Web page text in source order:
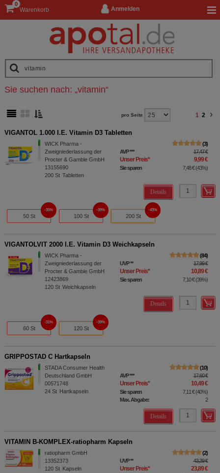
Anmelden
Warenkorb
0
Sie suchen nach: „vitamin“
pro Seite 1 2
VIGANTOL 1.000 I.E. Vitamin D3 Tabletten
WICK Pharma -
Zweigniederlassung der
Procter & Gamble GmbH
13155690
200 St Tabletten
3
AVP*** 17,47 €
Unser Preis* 9,99 €
Sie sparen 7,48 €(43%)
Details
50 St
35%
100 St
39%
200 St
43%
VIGANTOLVIT 2000 I.E. Vitamin D3 Weichkapseln
WICK Pharma -
Zweigniederlassung der
Procter & Gamble GmbH
12423869
120 St Weichkapseln
84
UVP** 17,99 €
Unser Preis* 10,89 €
Sie sparen 7,10 €(39%)
Details
60 St
31%
120 St
39%
GRIPPOSTAD C Hartkapseln
STADA Consumer Health
Deutschland GmbH
00571748
24 St Hartkapseln
10
AVP*** 17,60 €
Unser Preis* 10,49 €
Sie sparen 7,11 €(40%)
Max. Abgabe:
2
Details
VITAMIN B-KOMPLEX-ratiopharm Kapseln
ratiopharm GmbH
13352373
120 St Kapseln
2
UVP** 43,39 €
Unser Preis* 23,89 €